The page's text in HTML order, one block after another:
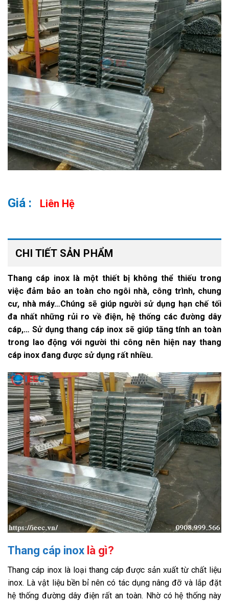
Liên Hệ
CHI TIẾT SẢN PHẨM
Thang cáp inox là một thiết bị không thể thiếu trong
việc đảm bảo an toàn cho ngôi nhà, công trình, chung
cư, nhà máy…Chúng sẽ giúp người sử dụng hạn chế tối
đa nhất những rủi ro về điện, hệ thống các đường dây
cáp,… Sử dụng thang cáp inox sẽ giúp tăng tính an toàn
trong lao động với người thi công nên hiện nay thang
cáp inox đang được sử dụng rất nhiều.
Thang cáp inox là gì?
Thang cáp inox là loại thang cáp được sản xuất từ chất liệu
inox. Là vật liệu bền bỉ nên có tác dụng nâng đỡ và lắp đặt
hệ thống đường dây điện rất an toàn. Nhờ có hệ thống này